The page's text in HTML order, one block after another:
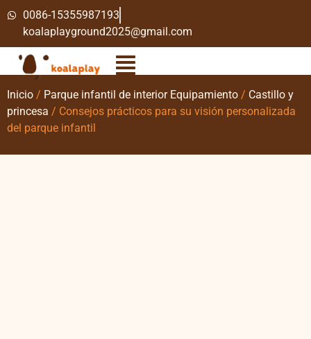
0086-15355987193
koalaplayground2025@gmail.com
Inicio / Parque infantil de interior Equipamiento / Castillo y
princesa / Consejos prácticos para su visión personalizada
del parque infantil